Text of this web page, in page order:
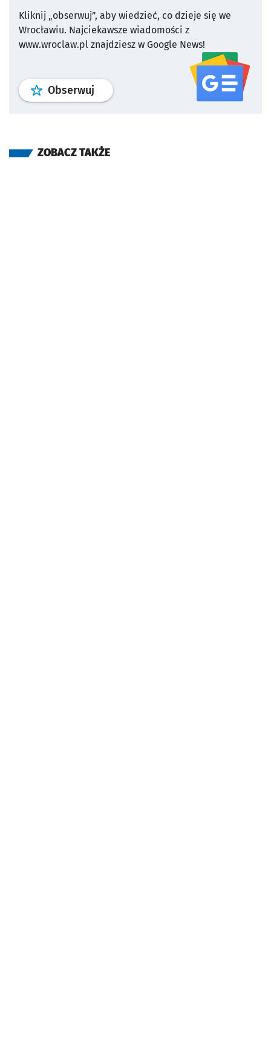
Kliknij „obserwuj”, aby wiedzieć, co dzieje się we
Wrocławiu. Najciekawsze wiadomości z
www.wroclaw.pl znajdziesz w Google News!
Obserwuj profil serwisu
ZOBACZ TAKŻE